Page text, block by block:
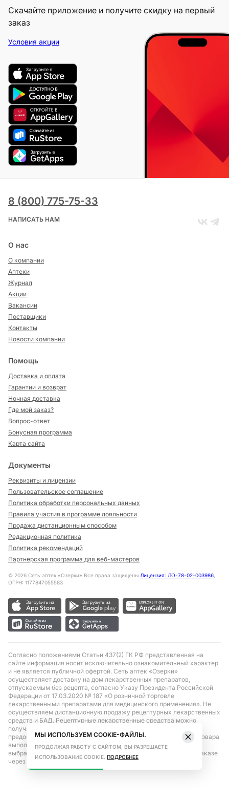
Скачайте приложение и получите скидку на первый
заказ
Условия акции
8 (800) 775-75-33
НАПИСАТЬ НАМ
О нас
О компании
Аптеки
Журнал
Акции
Вакансии
Поставщики
Контакты
Новости компании
Помощь
Доставка и оплата
Гарантии и возврат
Ночная доставка
Где мой заказ?
Вопрос-ответ
Бонусная программа
Карта сайта
Документы
Реквизиты и лицензии
Пользовательское соглашение
Политика обработки персональных данных
Правила участия в программе лояльности
Продажа дистанционным способом
Редакционная политика
Политика рекомендаций
Партнерская программа для веб-мастеров
© 2026 Сеть аптек «Озерки» Все права защищены Лицензия: ЛО-78-02-003986,
ОГРН: 1177847055583
Согласно положениями Статьи 437(2) ГК РФ представленная на
сайте информация носит исключительно ознакомительный характер
и не является публичной офертой. Сеть аптек «Озерки»
осуществляет доставку на дом лекарственных препаратов,
отпускаемым без рецепта, согласно Указу Президента Российской
Федерации от 17.03.2020 № 187 «О розничной торговле
лекарственными препаратами для медицинского применения». Не
осуществляем дистанционную продажу рецептурных лекарственных
средств и БАД. Рецептурные лекарственные средства можно
получить только при помощи самовывоза в аптеке при
предоставлении рецепта, выписанного врачом. Бронирование товара
выполняется при условиях последующего выкупа заказа в
выбранном аптечном пункте. Цена действительна только при заказе
через сайт.
МЫ ИСПОЛЬЗУЕМ COOKIE-ФАЙЛЫ.
ПРОДОЛЖАЯ РАБОТУ С САЙТОМ, ВЫ РАЗРЕШАЕТЕ
ИСПОЛЬЗОВАНИЕ COOKIE. ПОДРОБНЕЕ